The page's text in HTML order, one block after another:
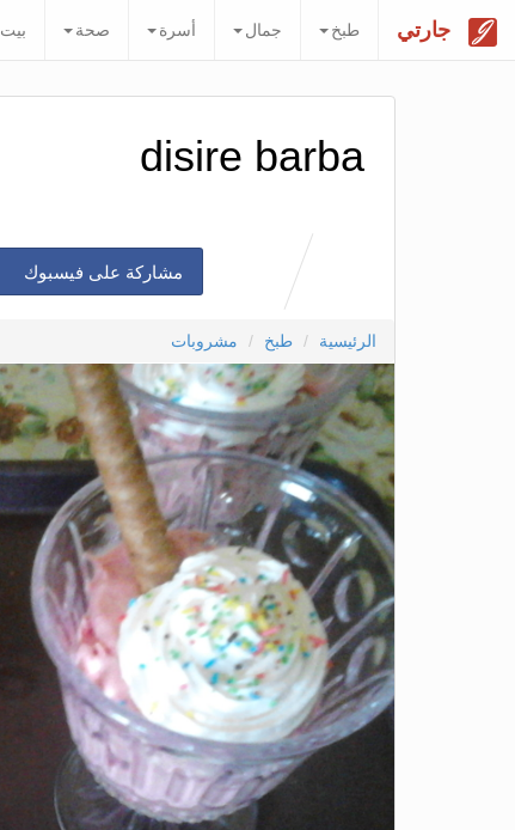
جارتي طبخ جمال أسرة صحة بيت
disire barba
مشاركة على فيسبوك
الرئيسية طبخ مشروبات